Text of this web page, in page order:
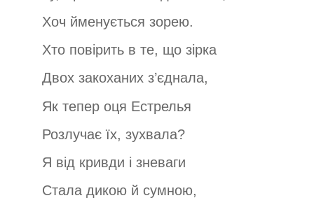
Хоч йменується зорею.
Хто повірить в те, що зірка
Двох закоханих з’єднала,
Як тепер оця Естрелья
Розлучає їх, зухвала?
Я від кривди і зневаги
Стала дикою й сумною,